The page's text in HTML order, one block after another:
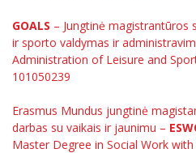
Partnerystės
Azijos centras
Frankofoniškų
Azijos centras
Vilniaus
Frankofoniškų
Viešai
Civilinė sauga
Korupcijos
Studijų tvarkaraštis
Informacinė
Daugiafaktorinė
darbuotojams (MFA)
Mokslininkų profiliai
Įvykdyti projektai
Akademinė leidyba
Mokymų LAB
GOALS – Jungtinė magistrantūros
ir sporto valdymas ir
Administration of Leisure and
101050239
Erasmus Mundus jungtinė
darbas su vaikais ir jaunimu –
Master Degree in Social Work